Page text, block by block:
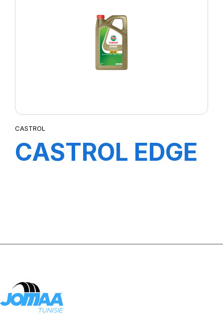
CASTROL
CASTROL EDGE